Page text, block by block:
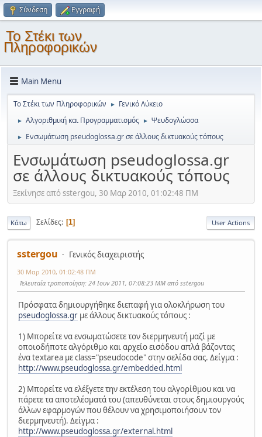
Σύνδεση Εγγραφή
Το Στέκι των
Πληροφορικών
Main Menu
Το Στέκι των Πληροφορικών ► Γενικό Λύκειο
► Αλγοριθμική και Προγραμματισμός ► Ψευδογλώσσα
► Ενσωμάτωση pseudoglossa.gr σε άλλους δικτυακούς τόπους
Ενσωμάτωση pseudoglossa.gr
σε άλλους δικτυακούς τόπους
Ξεκίνησε από sstergou, 30 Μαρ 2010, 01:02:48 ΠΜ
Κάτω Σελίδες 1 User Actions
sstergou Γενικός διαχειριστής
30 Μαρ 2010, 01:02:48 ΠΜ
Τελευταία τροποποίηση: 24 Ιουν 2011, 07:08:23 ΜΜ από sstergou
Πρόσφατα δημιουργήθηκε διεπαφή για ολοκλήρωση του
pseudoglossa.gr με άλλους δικτυακούς τόπους :
1) Μπορείτε να ενσωματώσετε τον διερμηνευτή μαζί με
οποιοδήποτε αλγόριθμο και αρχείο εισόδου απλά βάζοντας
ένα textarea με class="pseudocode" στην σελίδα σας. Δείγμα :
http://www.pseudoglossa.gr/embedded.html
2) Μπορείτε να ελέξγετε την εκτέλεση του αλγορίθμου και να
πάρετε τα αποτελέσματά του (απευθύνεται στους δημιουργούς
άλλων εφαρμογών που θέλουν να χρησιμοποιήσουν τον
διερμηνευτή). Δείγμα :
http://www.pseudoglossa.gr/external.html